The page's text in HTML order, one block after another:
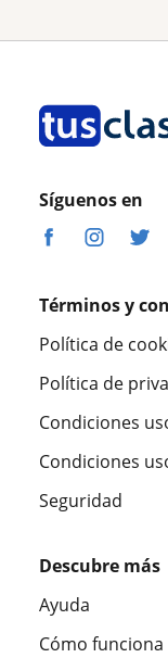
Síguenos en
Términos y
Política de
Política de
Condiciones
Condiciones
Seguridad
Descubre más
Ayuda
Cómo funciona